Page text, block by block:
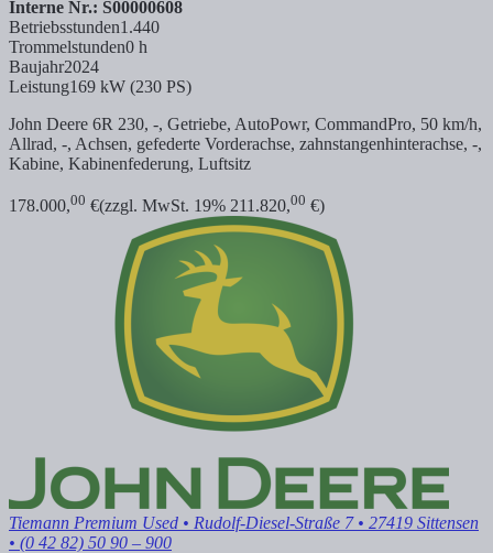
Interne Nr.: S00000608
Betriebsstunden1.440
Trommelstunden0 h
Baujahr2024
Leistung169 kW (230 PS)
John Deere 6R 230, -, Getriebe, AutoPowr, CommandPro, 50 km/h,
Allrad, -, Achsen, gefederte Vorderachse, zahnstangenhinterachse, -,
Kabine, Kabinenfederung, Luftsitz
178.000,00 €(zzgl. MwSt. 19% 211.820,00 €)
Tiemann Premium Used • Rudolf-Diesel-Straße 7 • 27419 Sittensen
• (0 42 82) 50 90 – 900